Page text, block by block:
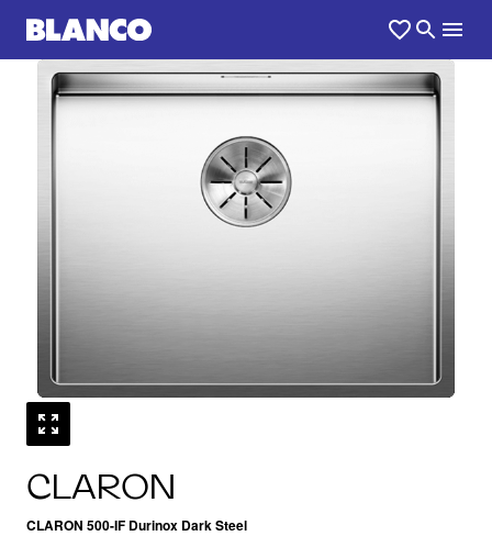
CLARON
CLARON 500-IF Durinox Dark Steel
0